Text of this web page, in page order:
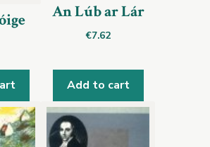
An Lúb ar Lár
€7.62
Add to cart